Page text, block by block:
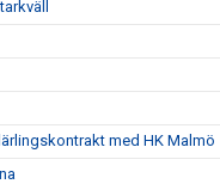
med HK Malmö